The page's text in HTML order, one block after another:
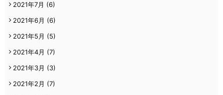
2021年7月 (6)
2021年6月 (6)
2021年5月 (5)
2021年4月 (7)
2021年3月 (3)
2021年2月 (7)